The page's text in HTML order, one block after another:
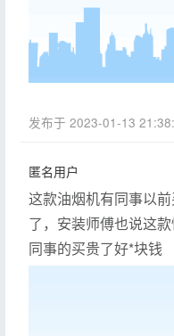
发布于 2023-01-13
匿名用户
这款油烟机有同事以
了，安装师傅也说这
同事的买贵了好*块钱